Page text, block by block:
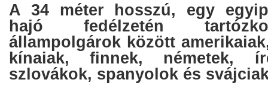
A 34 méter hosszú, egy
hajó fedélzetén
állampolgárok között
kínaiak, finnek, németek,
szlovákok, spanyolok és